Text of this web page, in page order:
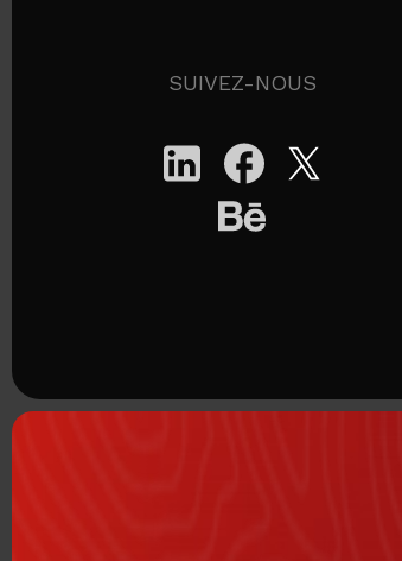
SUIVEZ-NOUS